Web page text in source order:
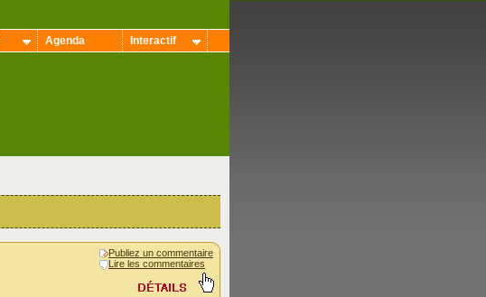
Agenda Interactif
Publiez un commentaire
Lire les commentaires